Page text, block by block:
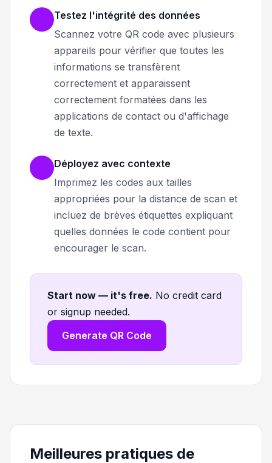
Testez l'intégrité des données
Scannez votre QR code avec plusieurs
appareils pour vérifier que toutes les
informations se transfèrent
correctement et apparaissent
correctement formatées dans les
applications de contact ou d'affichage
de texte.
Déployez avec contexte
Imprimez les codes aux tailles
appropriées pour la distance de scan et
incluez de brèves étiquettes expliquant
quelles données le code contient pour
encourager le scan.
Start now — it's free. No credit card
or signup needed.
Generate QR Code
Meilleures pratiques de